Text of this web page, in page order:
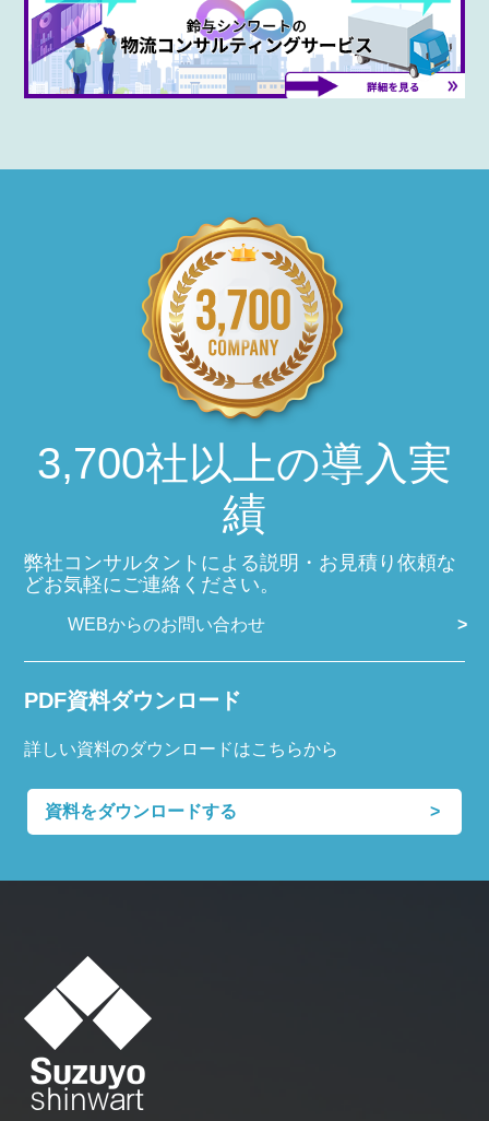
3,700社以上の導入実
績
弊社コンサルタントによる説明・お見積り依頼な
どお気軽にご連絡ください。
WEBからのお問い合わせ
PDF資料ダウンロード
詳しい資料のダウンロードはこちらから
資料をダウンロードする